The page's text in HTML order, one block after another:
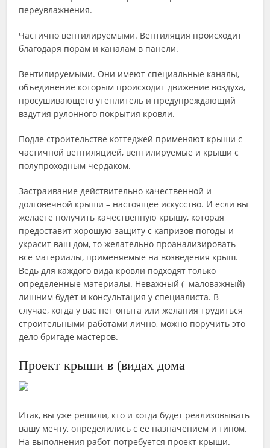
переувлажнения.
Частично вентилируемыми. Вентиляция происходит
благодаря порам и каналам в панели.
Вентилируемыми. Они имеют специальные каналы,
объединение которым происходит движение воздуха,
просушивающего утеплитель и предупреждающий
вздутия рулонного покрытия кровли.
Подле строительстве коттеджей применяют крыши с
частичной вентиляцией, вентилируемые и крыши с
полупроходным чердаком.
Застраивание действительно качественной и
долговечной крыши – настоящее искусство. И если вы
желаете получить качественную крышу, которая
предоставит хорошую защиту с капризов погоды и
украсит ваш дом, то желательно проанализировать
все материалы, применяемые на возведения крыш.
Ведь для каждого вида кровли подходят только
определенные материалы. Неважный (=маловажный)
лишним будет и консультация у специалиста. В
случае, когда у вас нет опыта или желания трудиться
строительными работами лично, можно поручить это
дело бригаде мастеров.
Проект крыши в (видах дома
Итак, вы уже решили, кто и когда будет реализовывать
вашу мечту, определились с ее назначением и типом.
На выполнения работ потребуется проект крыши.